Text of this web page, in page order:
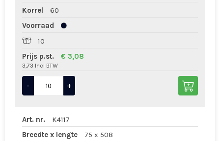
Korrel
60
Voorraad
10
Prijs p.st.
€ 3,08
3,73 Incl BTW
- +
Art. nr.
K4117
Breedte x lengte
75 x 508